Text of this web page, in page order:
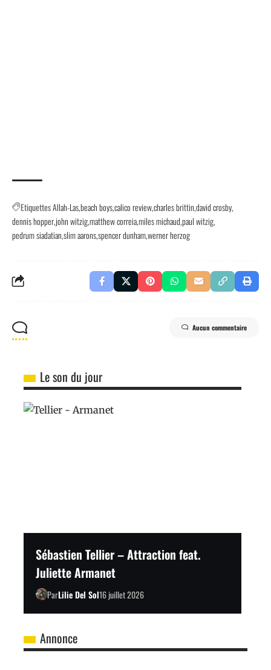
EtiquettesAllah-Lasbeach boyscalico reviewcharles brittindavid crosby
dennis hopperjohn witzigmatthew correiamiles michaudpaul witzig
pedrum siadatianslim aaronsspencer dunhamwerner herzog
Aucun commentaire
Le son du jour
Sébastien Tellier – Attraction feat.
Juliette Armanet
ParLilie Del Sol16 juillet 2026
Annonce